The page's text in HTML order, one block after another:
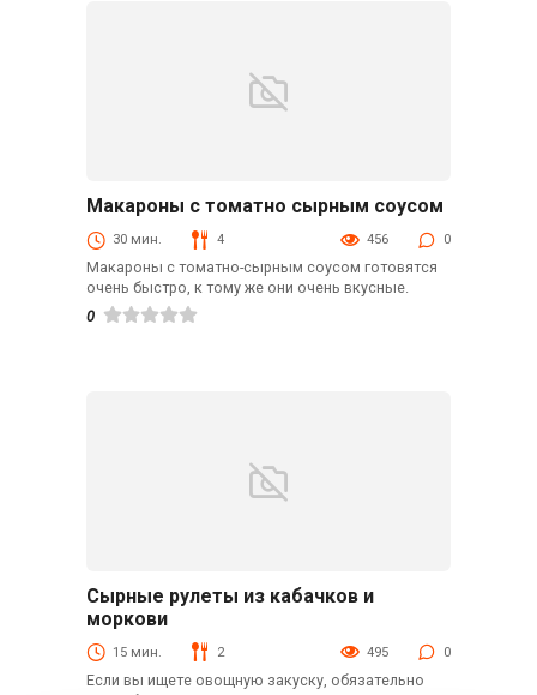
Вторые блюда
Макароны с томатно сырным соусом
30 мин. 4 456 0
Макароны с томатно-сырным соусом готовятся
очень быстро, к тому же они очень вкусные.
0
Быстрые рецепты
Сырные рулеты из кабачков и
моркови
15 мин. 2 495 0
Если вы ищете овощную закуску, обязательно